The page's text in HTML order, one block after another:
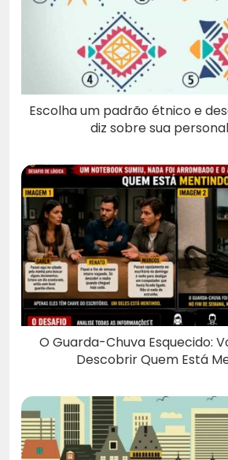
Escolha um padrão étnico e
diz sobre sua
O Guarda-Chuva Esquecido:
Descobrir Quem Está